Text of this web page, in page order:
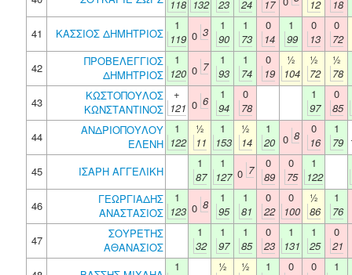
118 132 23 24 17 12
18
41
ΚΑΣΣΙΟΣ ΔΗΜΗΤΡΙΟΣ
1
119 0 3
1
90
1
73
0
14
1
99
0
13
0
72
42
ΠΡΟΒΕΛΕΓΓΙΟΣ
ΔΗΜΗΤΡΙΟΣ
1
120 0 7
1
93
1
74
0
19
½
104
½
72
½
78
43
ΚΩΣΤΟΠΟΥΛΟΣ
ΚΩΝΣΤΑΝΤΙΝΟΣ
+
121 0 6
1
94
0
78
1
97
0
85
44
ΑΝΔΡΙΟΠΟΥΛΟΥ
ΕΛΕΝΗ
1
122
½
11
1
153
½
14
1
20 0 8
0
16
1
79
45 ΙΣΑΡΗ ΑΓΓΕΛΙΚΗ
1
87
1
127 0 7
0
89
0
75
1
122
46
ΓΕΩΡΓΙΑΔΗΣ
ΑΝΑΣΤΑΣΙΟΣ
1
123 0 8
1
95
1
81
0
22
0
100
½
86
1
76
47
ΣΟΥΡΕΤΗΣ
ΑΘΑΝΑΣΙΟΣ
1
32
1
97
1
85
0
23
1
131
1
25
0
21
1
½
½
1
0
0
1